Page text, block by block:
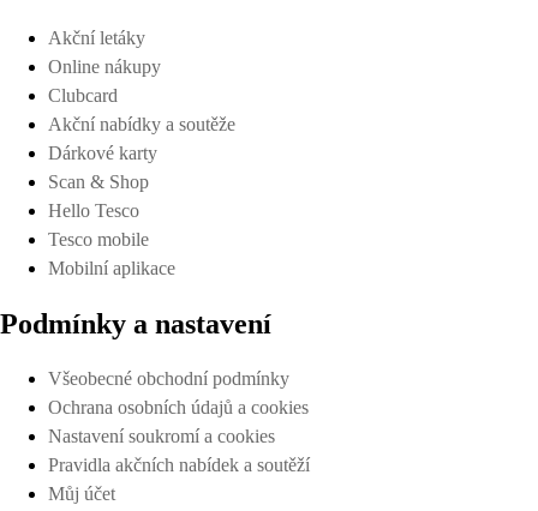
Akční letáky
Online nákupy
Clubcard
Akční nabídky a soutěže
Dárkové karty
Scan & Shop
Hello Tesco
Tesco mobile
Mobilní aplikace
Podmínky a nastavení
Všeobecné obchodní podmínky
Ochrana osobních údajů a cookies
Nastavení soukromí a cookies
Pravidla akčních nabídek a soutěží
Můj účet